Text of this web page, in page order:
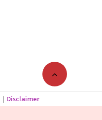
| Disclaimer